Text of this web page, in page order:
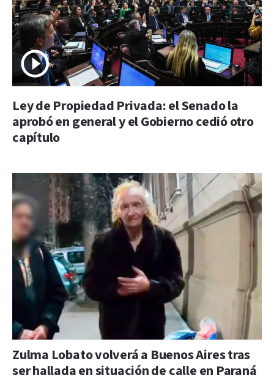
Ley de Propiedad Privada: el Senado la
aprobó en general y el Gobierno cedió otro
capítulo
Zulma Lobato volverá a Buenos Aires tras
ser hallada en situación de calle en Paraná